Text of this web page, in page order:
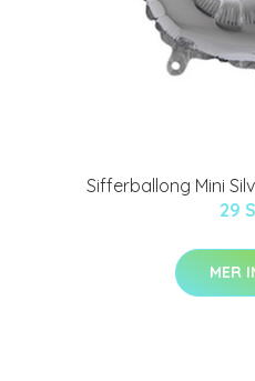
Sifferballong Mini
29
MER